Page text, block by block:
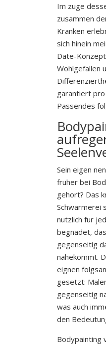
Im zuge
zusammen
Kranken
sich hinein
Date-
Wohlgefallen
garantiert
Passendes
Sein eigen
fruher bei
gehort? Das
Schwarmerei
nutzlich fur
begnadet,
gegenseitig
nahekommt.
eignen
gesetzt:
gegenseitig
was auch
den
Bodypainting